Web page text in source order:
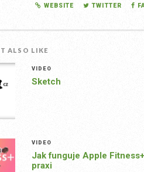
WEBSITE TWITTER
ALSO LIKE
VIDEO
Sketch
VIDEO
Jak funguje Apple
praxi